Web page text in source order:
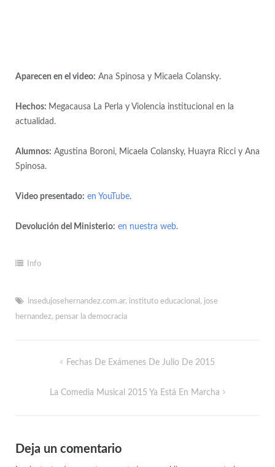
Aparecen en el video: Ana Spinosa y Micaela Colansky.
Hechos: Megacausa La Perla y Violencia institucional en la
actualidad.
Alumnos: Agustina Boroni, Micaela Colansky, Huayra Ricci y Ana
Spinosa.
Video presentado: en YouTube.
Devolución del Ministerio: en nuestra web.
Info
insedujosehernandez.com.ar, instituto educacional , jose
hernandez, pensar la democracia
Fechas De Exámenes De Julio De 2015
La Comedia Musical 2015 Ya Está En Marcha
Deja un comentario